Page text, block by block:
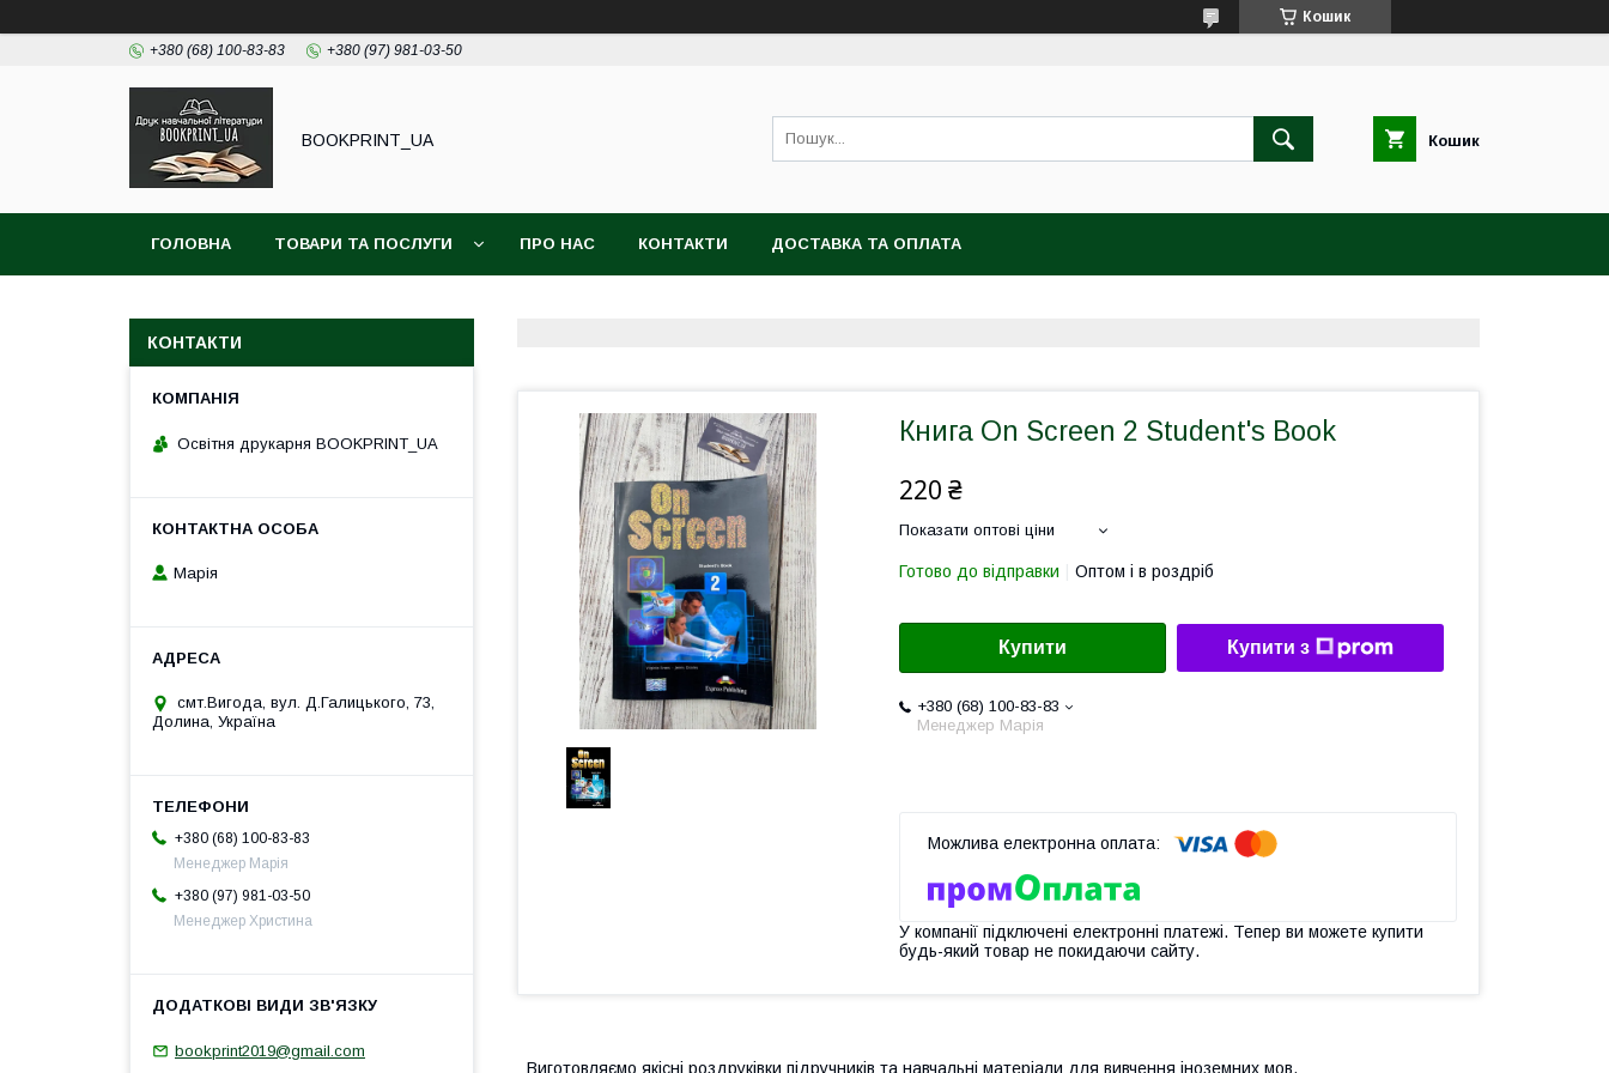
Кошик
+380 (68) 100-83-83 +380 (97) 981-03-50
BOOKPRINT_UA Кошик
ГОЛОВНА ТОВАРИ ТА ПОСЛУГИ ПРО НАС КОНТАКТИ ДОСТАВКА ТА ОПЛАТА
Книга On Screen 2 Student's Book
220 ₴
Показати оптові ціни
Готово до відправки Оптом і в роздріб
Купити Купити з
+380 (68) 100-83-83
Менеджер Марія
У компанії підключені електронні платежі. Тепер ви можете купити
будь-який товар не покидаючи сайту.
Виготовляємо якісні роздруківки підручників та навчальні матеріали для вивчення іноземних мов.
КОНТАКТИ
Освітня друкарня BOOKPRINT_UA
Марія
смт.Вигода, вул. Д.Галицького, 73,
Долина, Україна
+380 (68) 100-83-83
Менеджер Марія
+380 (97) 981-03-50
Менеджер Христина
bookprint2019@gmail.com